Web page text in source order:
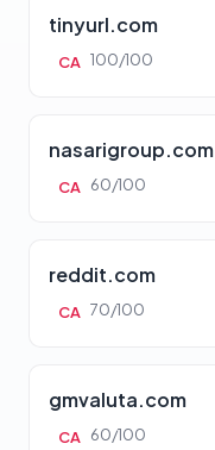
tinyurl.com
CA 100/100
nasarigroup.com
CA 60/100
reddit.com
CA 70/100
gmvaluta.com
CA 60/100